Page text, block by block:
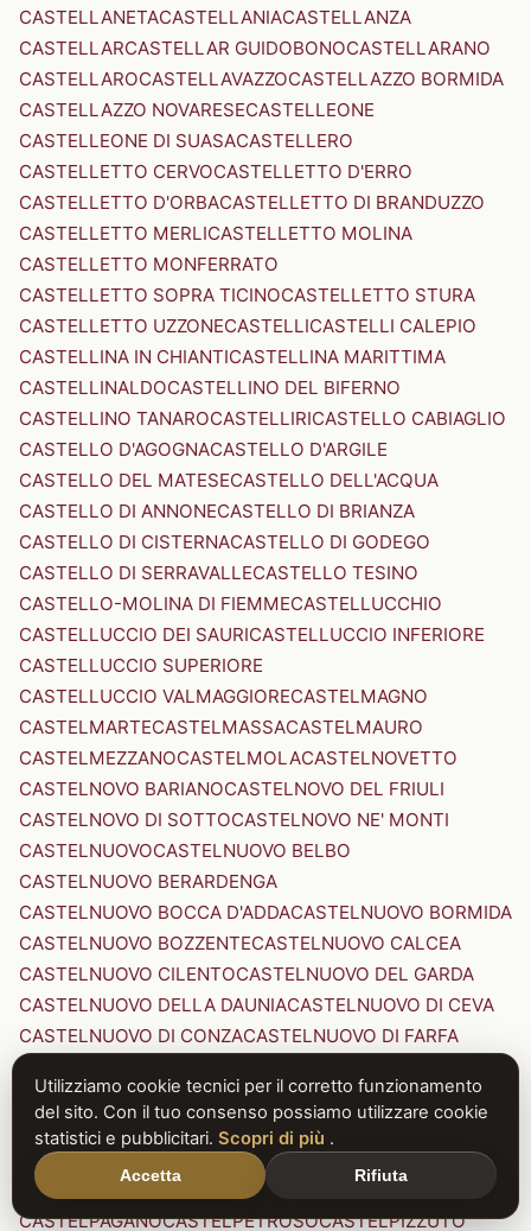
CASTELLANETACASTELLANIACASTELLANZA
CASTELLARCASTELLAR GUIDOBONOCASTELLARANO
CASTELLAROCASTELLAVAZZOCASTELLAZZO BORMIDA
CASTELLAZZO NOVARESECASTELLEONE
CASTELLEONE DI SUASACASTELLERO
CASTELLETTO CERVOCASTELLETTO D'ERRO
CASTELLETTO D'ORBACASTELLETTO DI BRANDUZZO
CASTELLETTO MERLICASTELLETTO MOLINA
CASTELLETTO MONFERRATO
CASTELLETTO SOPRA TICINOCASTELLETTO STURA
CASTELLETTO UZZONECASTELLICASTELLI CALEPIO
CASTELLINA IN CHIANTICASTELLINA MARITTIMA
CASTELLINALDOCASTELLINO DEL BIFERNO
CASTELLINO TANAROCASTELLIRICASTELLO CABIAGLIO
CASTELLO D'AGOGNACASTELLO D'ARGILE
CASTELLO DEL MATESECASTELLO DELL'ACQUA
CASTELLO DI ANNONECASTELLO DI BRIANZA
CASTELLO DI CISTERNACASTELLO DI GODEGO
CASTELLO DI SERRAVALLECASTELLO TESINO
CASTELLO-MOLINA DI FIEMMECASTELLUCCHIO
CASTELLUCCIO DEI SAURICASTELLUCCIO INFERIORE
CASTELLUCCIO SUPERIORE
CASTELLUCCIO VALMAGGIORECASTELMAGNO
CASTELMARTECASTELMASSACASTELMAURO
CASTELMEZZANOCASTELMOLACASTELNOVETTO
CASTELNOVO BARIANOCASTELNOVO DEL FRIULI
CASTELNOVO DI SOTTOCASTELNOVO NE' MONTI
CASTELNUOVOCASTELNUOVO BELBO
CASTELNUOVO BERARDENGA
CASTELNUOVO BOCCA D'ADDACASTELNUOVO BORMIDA
CASTELNUOVO BOZZENTECASTELNUOVO CALCEA
CASTELNUOVO CILENTOCASTELNUOVO DEL GARDA
CASTELNUOVO DELLA DAUNIACASTELNUOVO DI CEVA
CASTELNUOVO DI CONZACASTELNUOVO DI FARFA
CASTELNUOVO DI PORTO CASTELNUOVO DON BOSCO
CASTELNUOVO MAGRACASTELNUOVO NIGRA
CASTELNUOVO PARANOCASTELNUOVO RANGONE
CASTELNUOVO SCRIVIA
CASTELNUOVO VAL DI CECINA
CASTELPAGANOCASTELPETROSOCASTELPIZZUTO
Utilizziamo cookie tecnici per il corretto funzionamento
del sito. Con il tuo consenso possiamo utilizzare cookie
statistici e pubblicitari. Scopri di più .
Accetta Rifiuta